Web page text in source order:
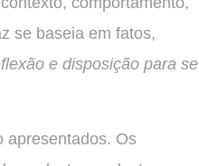
se baseia em fatos,
e disposição para se
apresentados. Os